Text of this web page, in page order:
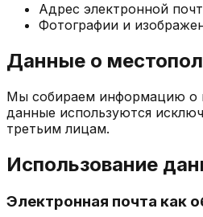
Адрес электронной
Фотографии и
Данные о
Мы собираем информацию о
данные используются
третьим лицам.
Использование
Электронная почта как